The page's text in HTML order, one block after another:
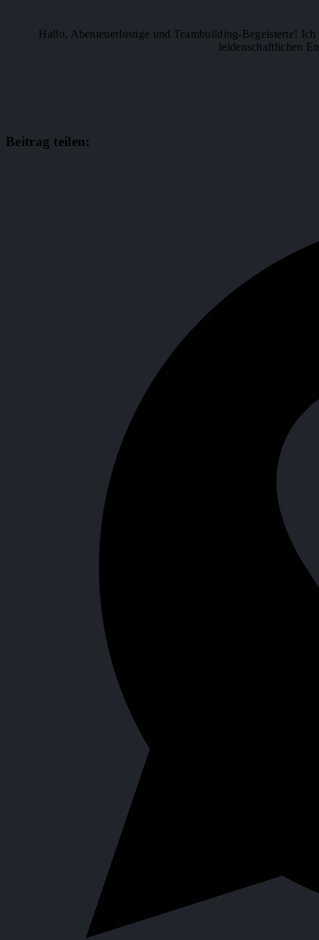
Hallo, Abenteuerlustige und Teambuilding-Begeisterte!
leidenschaftlichen
Beitrag teilen: